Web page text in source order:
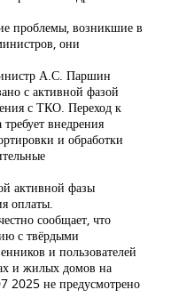
проблемы, возникшие в
они
А.С. Паршин
с активной фазой
с ТКО. Переход к
внедрения
и обработки
активной фазы
оплаты.
сообщает, что
с твёрдыми
и пользователей
и жилых домов на
2025 не предусмотрено